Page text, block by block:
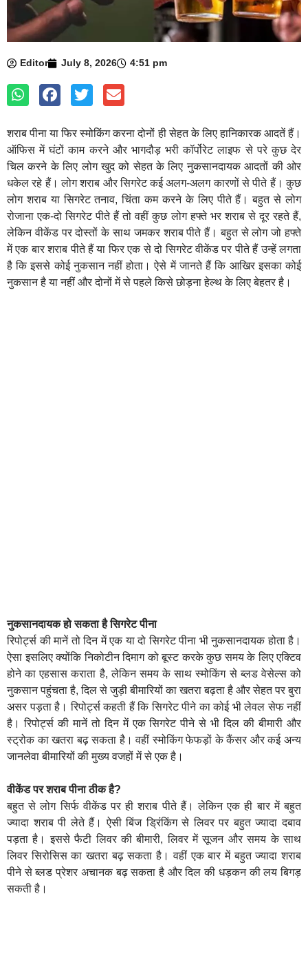
Editor July 8, 2026 4:51 pm
शराब पीना या फिर स्मोकिंग करना दोनों ही सेहत के लिए हानिकारक आदतें हैं।
ऑफिस में घंटों काम करने और भागदौड़ भरी कॉर्पोरेट लाइफ से परे कुछ देर
चिल करने के लिए लोग खुद को सेहत के लिए नुकसानदायक आदतों की ओर
धकेल रहे हैं। लोग शराब और सिगरेट कई अलग-अलग कारणों से पीते हैं। कुछ
लोग शराब या सिगरेट तनाव, चिंता कम करने के लिए पीते हैं। बहुत से लोग
रोजाना एक-दो सिगरेट पीते हैं तो वहीं कुछ लोग हफ्ते भर शराब से दूर रहते हैं,
लेकिन वीकेंड पर दोस्तों के साथ जमकर शराब पीते हैं। बहुत से लोग जो हफ्ते
में एक बार शराब पीते हैं या फिर एक से दो सिगरेट वीकेंड पर पीते हैं उन्हें लगता
है कि इससे कोई नुकसान नहीं होता। ऐसे में जानते हैं कि आखिर इसका कोई
नुकसान है या नहीं और दोनों में से पहले किसे छोड़ना हेल्थ के लिए बेहतर है।
नुकसानदायक हो सकता है सिगरेट पीना
रिपोर्ट्स की मानें तो दिन में एक या दो सिगरेट पीना भी नुकसानदायक होता है।
ऐसा इसलिए क्योंकि निकोटीन दिमाग को बूस्ट करके कुछ समय के लिए एक्टिव
होने का एहसास कराता है, लेकिन समय के साथ स्मोकिंग से ब्लड वेसेल्स को
नुकसान पहुंचता है, दिल से जुड़ी बीमारियों का खतरा बढ़ता है और सेहत पर बुरा
असर पड़ता है। रिपोर्ट्स कहती हैं कि सिगरेट पीने का कोई भी लेवल सेफ नहीं
है। रिपोर्ट्स की मानें तो दिन में एक सिगरेट पीने से भी दिल की बीमारी और
स्ट्रोक का खतरा बढ़ सकता है। वहीं स्मोकिंग फेफड़ों के कैंसर और कई अन्य
जानलेवा बीमारियों की मुख्य वजहों में से एक है।
वीकेंड पर शराब पीना ठीक है?
बहुत से लोग सिर्फ वीकेंड पर ही शराब पीते हैं। लेकिन एक ही बार में बहुत
ज्यादा शराब पी लेते हैं। ऐसी बिंज ड्रिंकिंग से लिवर पर बहुत ज्यादा दबाव
पड़ता है। इससे फैटी लिवर की बीमारी, लिवर में सूजन और समय के साथ
लिवर सिरोसिस का खतरा बढ़ सकता है। वहीं एक बार में बहुत ज्यादा शराब
पीने से ब्लड प्रेशर अचानक बढ़ सकता है और दिल की धड़कन की लय बिगड़
सकती है।